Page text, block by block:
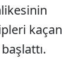
kaçan